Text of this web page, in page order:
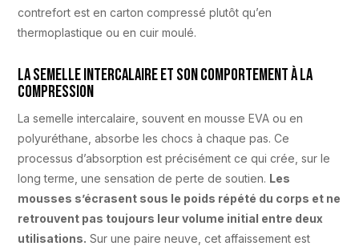
contrefort est en carton compressé plutôt qu’en
thermoplastique ou en cuir moulé.
La semelle intercalaire et son comportement à la
compression
La semelle intercalaire, souvent en mousse EVA ou en
polyuréthane, absorbe les chocs à chaque pas. Ce
processus d’absorption est précisément ce qui crée, sur le
long terme, une sensation de perte de soutien. Les
mousses s’écrasent sous le poids répété du corps et ne
retrouvent pas toujours leur volume initial entre deux
utilisations. Sur une paire neuve, cet affaissement est